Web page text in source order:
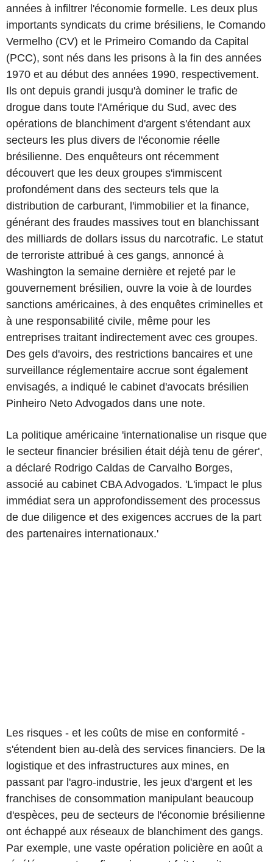
années à infiltrer l'économie formelle. Les deux plus
importants syndicats du crime brésiliens, le Comando
Vermelho (CV) et le Primeiro Comando da Capital
(PCC), sont nés dans les prisons à la fin des années
1970 et au début des années 1990, respectivement.
Ils ont depuis grandi jusqu'à dominer le trafic de
drogue dans toute l'Amérique du Sud, avec des
opérations de blanchiment d'argent s'étendant aux
secteurs les plus divers de l'économie réelle
brésilienne. Des enquêteurs ont récemment
découvert que les deux groupes s'immiscent
profondément dans des secteurs tels que la
distribution de carburant, l'immobilier et la finance,
générant des fraudes massives tout en blanchissant
des milliards de dollars issus du narcotrafic. Le statut
de terroriste attribué à ces gangs, annoncé à
Washington la semaine dernière et rejeté par le
gouvernement brésilien, ouvre la voie à de lourdes
sanctions américaines, à des enquêtes criminelles et
à une responsabilité civile, même pour les
entreprises traitant indirectement avec ces groupes.
Des gels d'avoirs, des restrictions bancaires et une
surveillance réglementaire accrue sont également
envisagés, a indiqué le cabinet d'avocats brésilien
Pinheiro Neto Advogados dans une note.
La politique américaine 'internationalise un risque que
le secteur financier brésilien était déjà tenu de gérer',
a déclaré Rodrigo Caldas de Carvalho Borges,
associé au cabinet CBA Advogados. 'L'impact le plus
immédiat sera un approfondissement des processus
de due diligence et des exigences accrues de la part
des partenaires internationaux.'
Les risques - et les coûts de mise en conformité -
s'étendent bien au-delà des services financiers. De la
logistique et des infrastructures aux mines, en
passant par l'agro-industrie, les jeux d'argent et les
franchises de consommation manipulant beaucoup
d'espèces, peu de secteurs de l'économie brésilienne
ont échappé aux réseaux de blanchiment des gangs.
Par exemple, une vaste opération policière en août a